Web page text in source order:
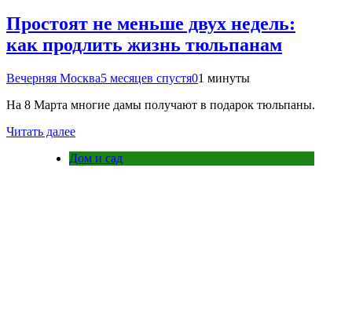
Простоят не меньше двух недель:
как продлить жизнь тюльпанам
Вечерняя Москва5 месяцев спустя01 минуты
На 8 Марта многие дамы получают в подарок тюльпаны.
Читать далее
Дом и сад